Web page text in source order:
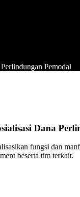
Pemodal
Dana
fungsi dan
beserta tim terkait.